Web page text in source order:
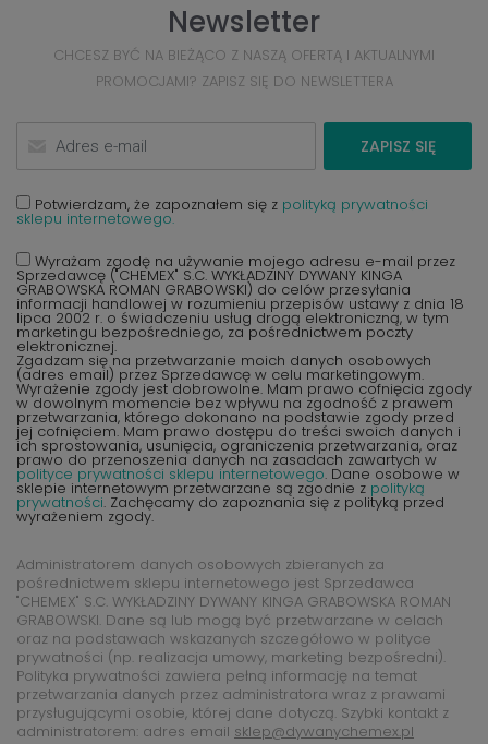
Newsletter
CHCESZ BYĆ NA BIEŻĄCO Z NASZĄ OFERTĄ I AKTUALNYMI
PROMOCJAMI? ZAPISZ SIĘ DO NEWSLETTERA
ZAPISZ SIĘ
Potwierdzam, że zapoznałem się z polityką prywatności
sklepu internetowego.
Wyrażam zgodę na używanie mojego adresu e-mail przez
Sprzedawcę ("CHEMEX" S.C. WYKŁADZINY DYWANY KINGA
GRABOWSKA ROMAN GRABOWSKI) do celów przesyłania
informacji handlowej w rozumieniu przepisów ustawy z dnia 18
lipca 2002 r. o świadczeniu usług drogą elektroniczną, w tym
marketingu bezpośredniego, za pośrednictwem poczty
elektronicznej.
Zgadzam się na przetwarzanie moich danych osobowych
(adres email) przez Sprzedawcę w celu marketingowym.
Wyrażenie zgody jest dobrowolne. Mam prawo cofnięcia zgody
w dowolnym momencie bez wpływu na zgodność z prawem
przetwarzania, którego dokonano na podstawie zgody przed
jej cofnięciem. Mam prawo dostępu do treści swoich danych i
ich sprostowania, usunięcia, ograniczenia przetwarzania, oraz
prawo do przenoszenia danych na zasadach zawartych w
polityce prywatności sklepu internetowego. Dane osobowe w
sklepie internetowym przetwarzane są zgodnie z polityką
prywatności. Zachęcamy do zapoznania się z polityką przed
wyrażeniem zgody.
Administratorem danych osobowych zbieranych za
pośrednictwem sklepu internetowego jest Sprzedawca
"CHEMEX" S.C. WYKŁADZINY DYWANY KINGA GRABOWSKA ROMAN
GRABOWSKI. Dane są lub mogą być przetwarzane w celach
oraz na podstawach wskazanych szczegółowo w polityce
prywatności (np. realizacja umowy, marketing bezpośredni).
Polityka prywatności zawiera pełną informację na temat
przetwarzania danych przez administratora wraz z prawami
przysługującymi osobie, której dane dotyczą. Szybki kontakt z
administratorem: adres email sklep@dywanychemex.pl